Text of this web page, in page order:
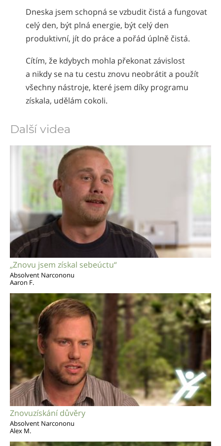
Dneska jsem schopná se vzbudit čistá a fungovat
celý den, být plná energie, být celý den
produktivní, jít do práce a pořád úplně čistá.
Cítím, že kdybych mohla překonat závislost
a nikdy se na tu cestu znovu neobrátit a použít
všechny nástroje, které jsem díky programu
získala, udělám cokoli.
Další videa
„Znovu jsem získal sebeúctu“
Absolvent Narcononu
Aaron F.
Znovuzískání důvěry
Absolvent Narcononu
Alex M.